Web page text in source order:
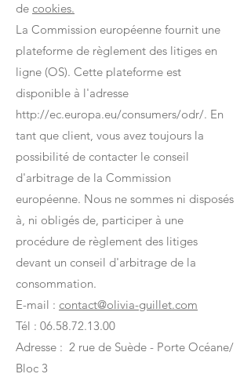
de cookies.
La Commission européenne fournit une
plateforme de règlement des litiges en
ligne (OS). Cette plateforme est
disponible à l'adresse
http://ec.europa.eu/consumers/odr/. En
tant que client, vous avez toujours la
possibilité de contacter le conseil
d'arbitrage de la Commission
européenne. Nous ne sommes ni disposés
à, ni obligés de, participer à une
procédure de règlement des litiges
devant un conseil d'arbitrage de la
consommation.
E-mail : contact@olivia-guillet.com
Tél : 06.58.72.13.00
Adresse : 2 rue de Suède - Porte Océane/
Bloc 3